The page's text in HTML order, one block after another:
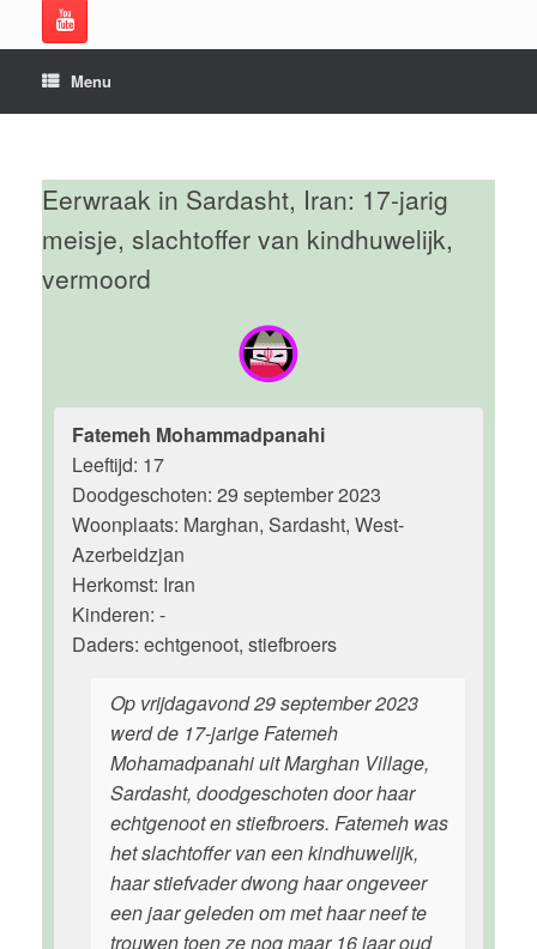
Menu
Eerwraak in Sardasht, Iran: 17-jarig
meisje, slachtoffer van kindhuwelijk,
vermoord
Fatemeh Mohammadpanahi
Leeftijd: 17
Doodgeschoten: 29 september 2023
Woonplaats: Marghan, Sardasht, West-
Azerbeidzjan
Herkomst: Iran
Kinderen: -
Daders: echtgenoot, stiefbroers
Op vrijdagavond 29 september 2023
werd de 17-jarige Fatemeh
Mohamadpanahi uit Marghan Village,
Sardasht, doodgeschoten door haar
echtgenoot en stiefbroers. Fatemeh was
het slachtoffer van een kindhuwelijk,
haar stiefvader dwong haar ongeveer
een jaar geleden om met haar neef te
trouwen toen ze nog maar 16 jaar oud